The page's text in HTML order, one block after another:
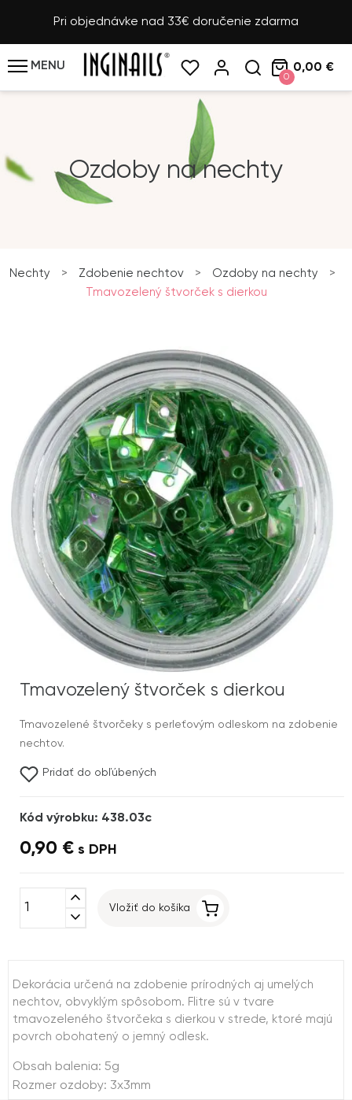
Pri objednávke nad 33€ doručenie zdarma
MENU
0
0,00 €
Ozdoby na nechty
Nechty > Zdobenie nechtov > Ozdoby na nechty
>
Tmavozelený štvorček s dierkou
Tmavozelený štvorček s dierkou
Tmavozelené štvorčeky s perleťovým odleskom na zdobenie
nechtov.
Pridať do obľúbených
Kód výrobku: 438.03c
0,90 € s DPH
expand_less
expand_more
Vložiť do košíka
Dekorácia určená na zdobenie prírodných aj umelých
nechtov, obvyklým spôsobom. Flitre sú v tvare
tmavozeleného štvorčeka s dierkou v strede, ktoré majú
povrch obohatený o jemný odlesk.
Obsah balenia: 5g
Rozmer ozdoby: 3x3mm